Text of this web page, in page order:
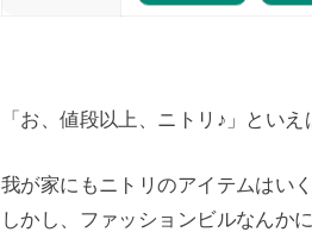
「お、値段以上、ニトリ♪」とい
我が家にもニトリのアイテムはい
しかし、ファッションビルなんか